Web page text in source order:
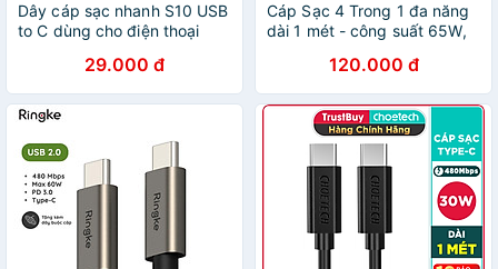
Dây cáp sạc nhanh S10 USB
to C dùng cho điện thoại
hàng Chính hãng
29.000 đ
Cáp Sạc 4 Trong 1 đa năng
dài 1 mét - công suất 65W,
120.000 đ